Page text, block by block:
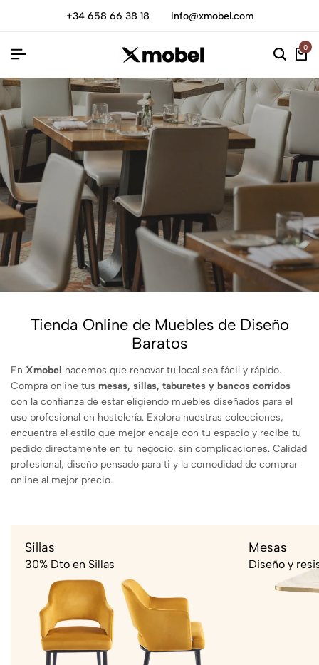
+34 658 66 38 18 info@xmobel.com
0
Tienda Online de Muebles de Diseño
Baratos
En Xmobel hacemos que renovar tu local sea fácil y rápido.
Compra online tus mesas, sillas, taburetes y bancos corridos
con la confianza de estar eligiendo muebles diseñados para el
uso profesional en hostelería. Explora nuestras colecciones,
encuentra el estilo que mejor encaje con tu espacio y recibe tu
pedido directamente en tu negocio, sin complicaciones. Calidad
profesional, diseño pensado para ti y la comodidad de comprar
online al mejor precio.
Sillas
30% Dto en Sillas
Mesas
Diseño y